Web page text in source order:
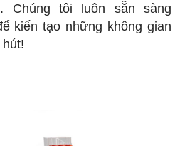
. Chúng tôi luôn sẵn sàng
kiến tạo những không gian